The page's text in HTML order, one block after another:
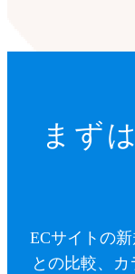
まず
ECサイトの
との比較、